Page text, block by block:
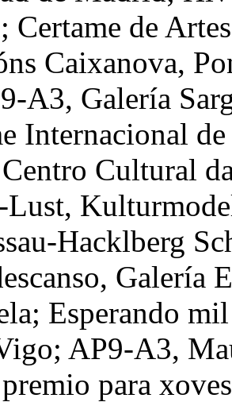
Certame de
Caixanova,
A3, Galería
Internacional
Cultural
Lust,
Hacklberg
Galería
Esperando
AP9-A3,
para